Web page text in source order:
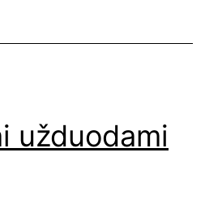
užduodami